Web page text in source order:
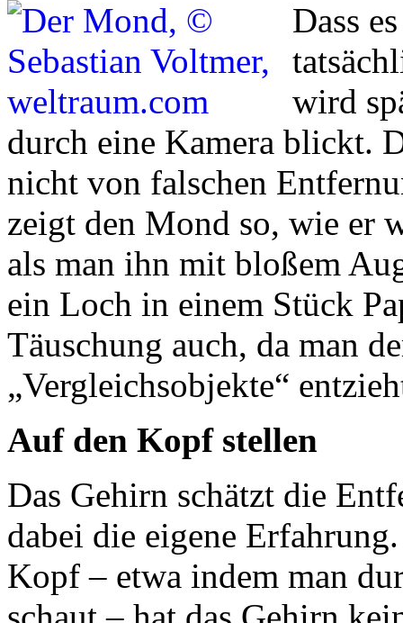
Dass
wird
durch eine Kamera blickt.
nicht von falschen
zeigt den Mond so, wie er
als man ihn mit bloßem
ein Loch in einem Stück
Täuschung auch, da man
„Vergleichsobjekte“
Auf den Kopf stellen
Das Gehirn schätzt die
dabei die eigene
Kopf – etwa indem man